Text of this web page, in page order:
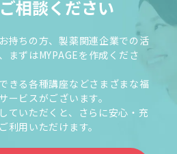
相談ください
持ちの方、製薬関連企業での活
まずはMYPAGEを作成くださ
きる各種講座などさまざまな福
ービスがございます。
ていただくと、さらに安心・充
利用いただけます。